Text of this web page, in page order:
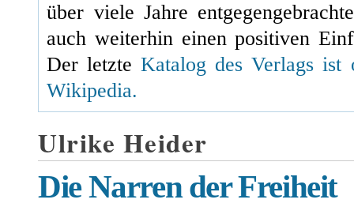
über viele Jahre
auch weiterhin einen positiven
Der letzteKatalog des Verlags ist
Wikipedia.
Ulrike Heider
Die Narren der Freiheit